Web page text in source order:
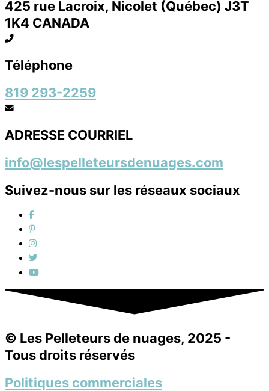
425 rue Lacroix, Nicolet (Québec) J3T
1K4 CANADA
Téléphone
819 293-2259
ADRESSE COURRIEL
info@lespelleteursdenuages.com
Suivez-nous sur les réseaux sociaux
© Les Pelleteurs de nuages, 2025 -
Tous droits réservés
Politiques commerciales